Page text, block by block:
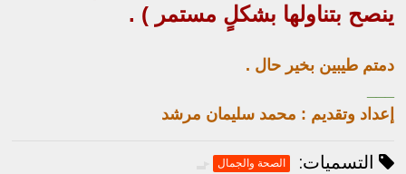
ينصح بتناولها بشكلٍ مستمر ) .
دمتم طيبين بخير حال .
إعداد وتقديم : محمد سليمان مرشد
التسميات: الصحة والجمال